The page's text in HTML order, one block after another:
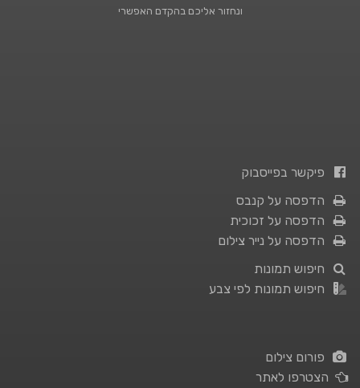
ונחזור אליכם בהקדם האפשרי
פיקשר בפייסבוק
הדפסה על קנבס
הדפסה על זכוכית
הדפסה על נייר צילום
חיפוש תמונות
חיפוש תמונות לפי צבע
פורום צילום
הצטרפו לאתר